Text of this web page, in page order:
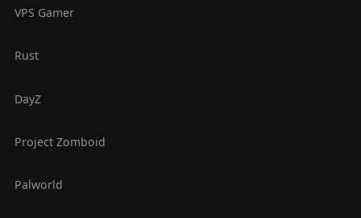
VPS Gamer
Rust
DayZ
Project Zomboid
Palworld